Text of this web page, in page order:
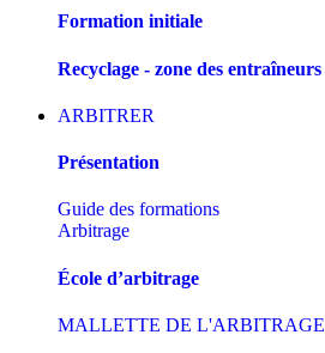
Formation initiale
Recyclage - zone des entraîneurs
ARBITRER
Présentation
Guide des formations
Arbitrage
École d’arbitrage
MALLETTE DE L'ARBITRAGE